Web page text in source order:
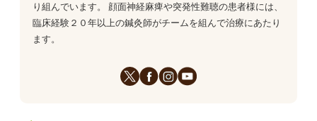
り組んでいます。 顔面神経麻痺や突発性難聴の患者様には、
臨床経験２０年以上の鍼灸師がチームを組んで治療にあたり
ます。